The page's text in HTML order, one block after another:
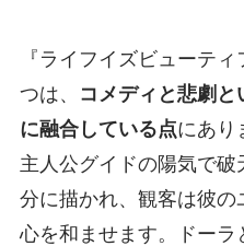
『ライフイズビューテ
つは、
コメディと悲劇
に融合している点にあり
主人公グイドの陽気で
分に描かれ、観客は彼の
心を和ませます。ドー